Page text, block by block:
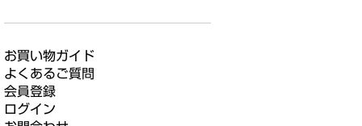
お買い物ガイド
よくあるご質問
会員登録
ログイン